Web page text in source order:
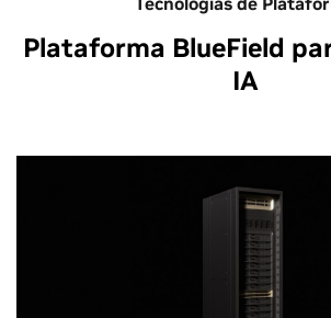
Plataforma BlueField
IA